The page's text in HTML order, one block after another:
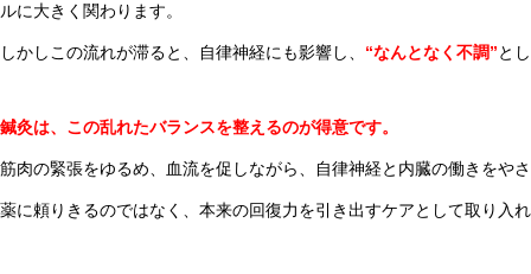
ルに大きく関わります。
しかしこの流れが滞ると、自律神経にも影響し、 “なんとなく不調”と
鍼灸は、この乱れたバランスを整えるのが得意です。
筋肉の緊張をゆるめ、血流を促しながら、自律神経と内臓の働きをや
薬に頼りきるのではなく、本来の回復力を引き出すケアとして取り入